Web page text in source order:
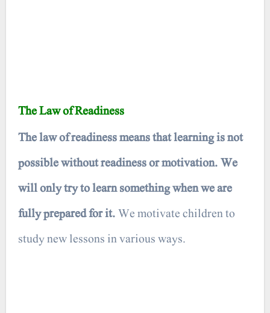
The Law of Readiness
The law of readiness means that learning is not
possible without readiness or motivation. We
will only try to learn something when we are
fully prepared for it.We motivate children to
study new lessons in various ways.